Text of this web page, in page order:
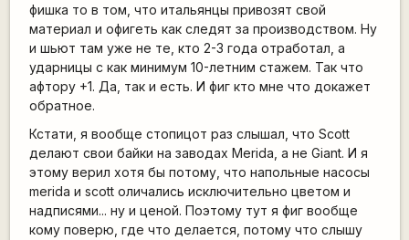
фишка то в том, что итальянцы привозят свой
материал и офигеть как следят за производством. Ну
и шьют там уже не те, кто 2-3 года отработал, а
ударницы с как минимум 10-летним стажем. Так что
афтору +1. Да, так и есть. И фиг кто мне что докажет
обратное.
Кстати, я вообще стопицот раз слышал, что Scott
делают свои байки на заводах Merida, а не Giant. И я
этому верил хотя бы потому, что напольные насосы
merida и scott оличались исключительно цветом и
надписями... ну и ценой. Поэтому тут я фиг вообще
кому поверю, где что делается, потому что слышу